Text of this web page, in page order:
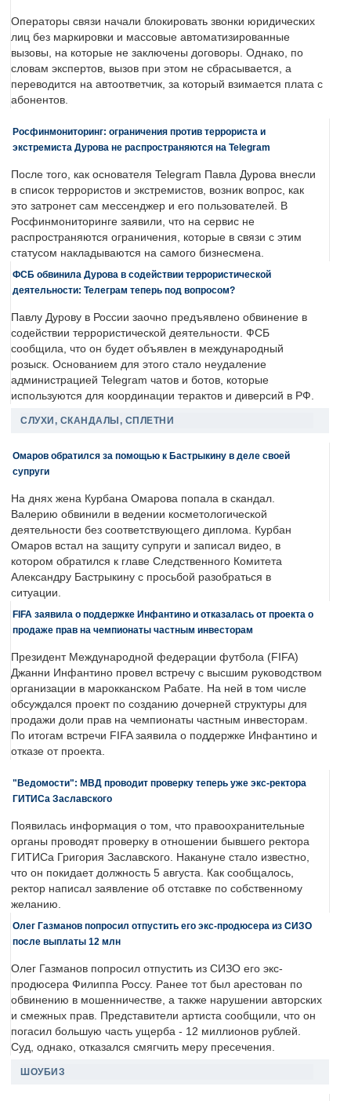
Операторы связи начали блокировать звонки юридических
лиц без маркировки и массовые автоматизированные
вызовы, на которые не заключены договоры. Однако, по
словам экспертов, вызов при этом не сбрасывается, а
переводится на автоответчик, за который взимается плата с
абонентов.
Росфинмониторинг: ограничения против террориста и
экстремиста Дурова не распространяются на Telegram
После того, как основателя Telegram Павла Дурова внесли
в список террористов и экстремистов, возник вопрос, как
это затронет сам мессенджер и его пользователей. В
Росфинмониторинге заявили, что на сервис не
распространяются ограничения, которые в связи с этим
статусом накладываются на самого бизнесмена.
ФСБ обвинила Дурова в содействии террористической
деятельности: Телеграм теперь под вопросом?
Павлу Дурову в России заочно предъявлено обвинение в
содействии террористической деятельности. ФСБ
сообщила, что он будет объявлен в международный
розыск. Основанием для этого стало неудаление
администрацией Telegram чатов и ботов, которые
используются для координации терактов и диверсий в РФ.
СЛУХИ, СКАНДАЛЫ, СПЛЕТНИ
Омаров обратился за помощью к Бастрыкину в деле своей
супруги
На днях жена Курбана Омарова попала в скандал.
Валерию обвинили в ведении косметологической
деятельности без соответствующего диплома. Курбан
Омаров встал на защиту супруги и записал видео, в
котором обратился к главе Следственного Комитета
Александру Бастрыкину с просьбой разобраться в
ситуации.
FIFA заявила о поддержке Инфантино и отказалась от проекта о
продаже прав на чемпионаты частным инвесторам
Президент Международной федерации футбола (FIFA)
Джанни Инфантино провел встречу с высшим руководством
организации в марокканском Рабате. На ней в том числе
обсуждался проект по созданию дочерней структуры для
продажи доли прав на чемпионаты частным инвесторам.
По итогам встречи FIFA заявила о поддержке Инфантино и
отказе от проекта.
"Ведомости": МВД проводит проверку теперь уже экс-ректора
ГИТИСа Заславского
Появилась информация о том, что правоохранительные
органы проводят проверку в отношении бывшего ректора
ГИТИСа Григория Заславского. Накануне стало известно,
что он покидает должность 5 августа. Как сообщалось,
ректор написал заявление об отставке по собственному
желанию.
Олег Газманов попросил отпустить его экс-продюсера из СИЗО
после выплаты 12 млн
Олег Газманов попросил отпустить из СИЗО его экс-
продюсера Филиппа Россу. Ранее тот был арестован по
обвинению в мошенничестве, а также нарушении авторских
и смежных прав. Представители артиста сообщили, что он
погасил большую часть ущерба - 12 миллионов рублей.
Суд, однако, отказался смягчить меру пресечения.
ШОУБИЗ